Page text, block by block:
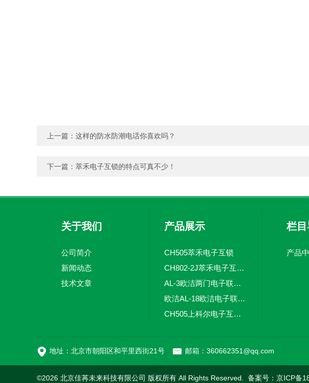
上一篇： 这样的防水防潮电话你喜欢吗？
下一篇： 萃禾电子互锁的特点可真不少！
关于我们
公司简介
新闻动态
技术文章
产品展示
CH505萃禾电子互锁
CH802-2J萃禾电子互锁 空气锁系统 电子连锁
AL-3欧洁两门电子联锁互锁空气锁系统洁净室互锁
欧洁AL-18欧洁电子联锁互锁空气锁系统两门 电话机
CH505上科尔电子互锁萃禾电子联锁互锁空气锁系统
栏
产品
地址：北京市朝阳区和平里西街21号 邮箱：360662351@qq.com
©2026 北京佳苒未来科技有限公司 版权所有 All Rights Reserved. 备案号： 京ICP备